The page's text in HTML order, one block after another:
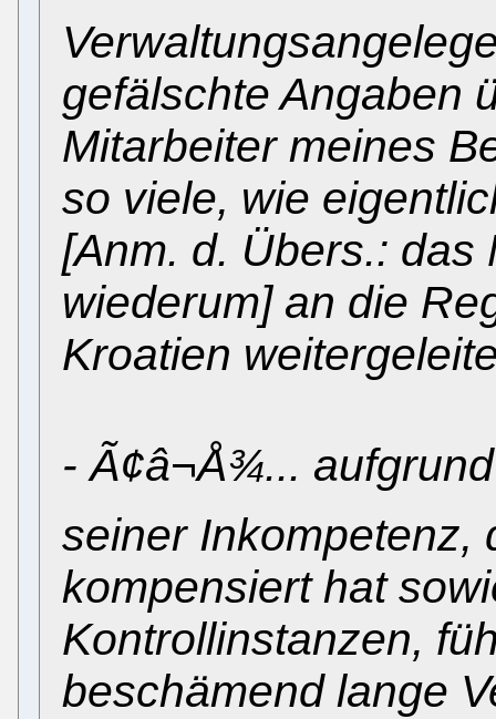
gefälschte Angaben
Mitarbeiter meines
so viele, wie
[Anm. d. Übers.: das
wiederum] an die
Kroatien
- Ã¢â¬Å¾...
seiner Inkompetenz,
kompensiert hat
Kontrollinstanzen,
beschämend lange